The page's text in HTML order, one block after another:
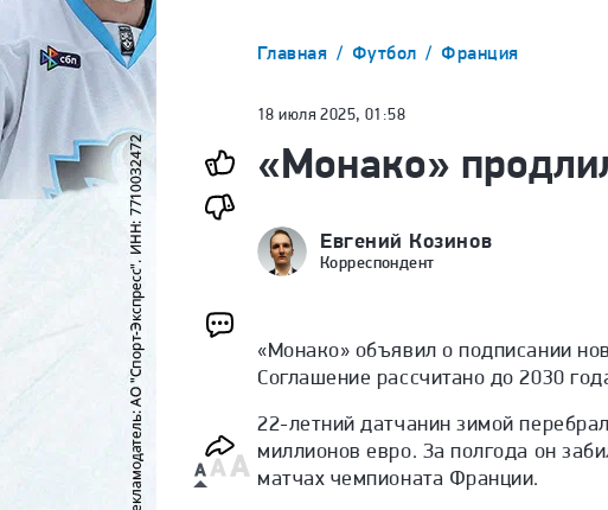
Главная Футбол Франция
18 июля 2025, 01:58
«Монако»
Евгений Козинов
Корреспондент
«Монако» объявил о подписании
Соглашение рассчитано до 2030
22-летний датчанин зимой
миллионов евро. За полгода он
матчах чемпионата Франции.